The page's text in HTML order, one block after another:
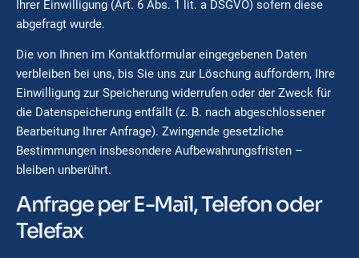
Ihrer Einwilligung (Art. 6 Abs. 1 lit. a DSGVO) sofern diese
abgefragt wurde.
Die von Ihnen im Kontaktformular eingegebenen Daten
verbleiben bei uns, bis Sie uns zur Löschung auffordern, Ihre
Einwilligung zur Speicherung widerrufen oder der Zweck für
die Datenspeicherung entfällt (z. B. nach abgeschlossener
Bearbeitung Ihrer Anfrage). Zwingende gesetzliche
Bestimmungen insbesondere Aufbewahrungsfristen –
bleiben unberührt.
Anfrage per E-Mail, Telefon oder
Telefax